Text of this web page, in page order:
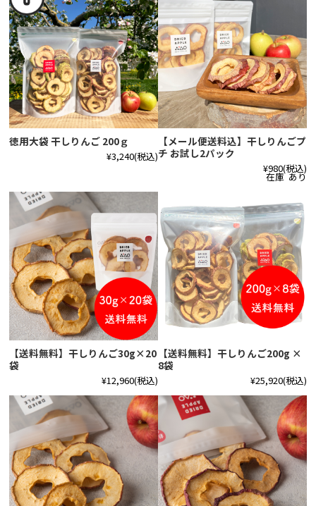
徳用大袋 干しりんご 200ｇ
¥3,240(税込)
【メール便送料込】干しりんごプ
チ お試し2パック
¥980(税込)
在庫 あり
【送料無料】干しりんご30g×20
袋
¥12,960(税込)
【送料無料】干しりんご200g ×
8袋
¥25,920(税込)